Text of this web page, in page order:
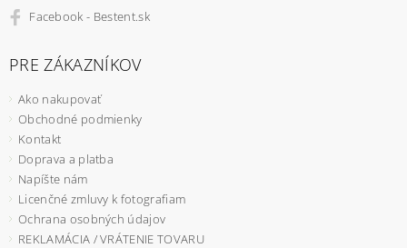
Facebook - Bestent.sk
PRE ZÁKAZNÍKOV
Ako nakupovať
Obchodné podmienky
Kontakt
Doprava a platba
Napíšte nám
Licenčné zmluvy k fotografiam
Ochrana osobných údajov
REKLAMÁCIA / VRÁTENIE TOVARU